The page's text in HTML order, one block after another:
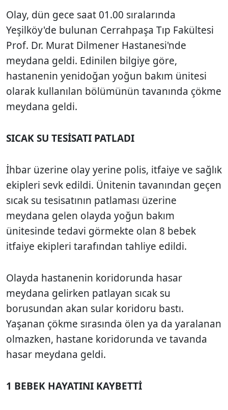
Olay, dün gece saat 01.00 sıralarında
Yeşilköy'de bulunan Cerrahpaşa Tıp Fakültesi
Prof. Dr. Murat Dilmener Hastanesi'nde
meydana geldi. Edinilen bilgiye göre,
hastanenin yenidoğan yoğun bakım ünitesi
olarak kullanılan bölümünün tavanında çökme
meydana geldi.
SICAK SU TESİSATI PATLADI
İhbar üzerine olay yerine polis, itfaiye ve sağlık
ekipleri sevk edildi. Ünitenin tavanından geçen
sıcak su tesisatının patlaması üzerine
meydana gelen olayda yoğun bakım
ünitesinde tedavi görmekte olan 8 bebek
itfaiye ekipleri tarafından tahliye edildi.
Olayda hastanenin koridorunda hasar
meydana gelirken patlayan sıcak su
borusundan akan sular koridoru bastı.
Yaşanan çökme sırasında ölen ya da yaralanan
olmazken, hastane koridorunda ve tavanda
hasar meydana geldi.
1 BEBEK HAYATINI KAYBETTİ